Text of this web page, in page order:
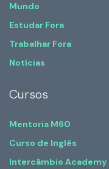
Mundo
Estudar Fora
Trabalhar Fora
Notícias
Cursos
Mentoria M60
Curso de Inglês
Intercâmbio Academy